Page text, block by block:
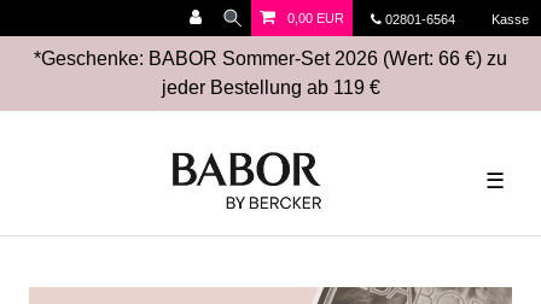
02801-6564 Kasse
0,00 EUR
*Geschenke: BABOR Sommer-Set 2026 (Wert: 66 €) zu
jeder Bestellung ab 119 €
☰